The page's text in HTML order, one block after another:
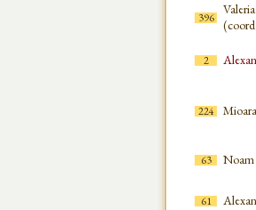
396
2
224
63 Noam
61